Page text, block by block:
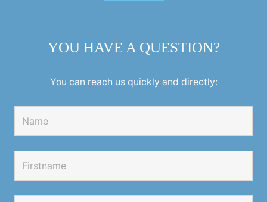
YOU HAVE A QUESTION?
You can reach us quickly and directly: